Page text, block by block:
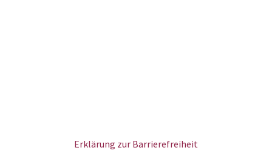
Erklärung zur Barrierefreiheit